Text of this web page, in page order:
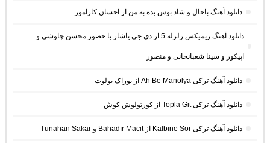
دانلود آهنگ باحال و شاد بوس بده به من از احسان کاراموز
دانلود آهنگ ریمیکس زلزله 5 از دی جی یاشار با حضور محسن چاوشی و
اپیکور و سینا شعبانخانی و منصور
دانلود آهنگ ترکی Ah Be Manolya از بوراک بولوت
دانلود آهنگ ترکی Topla Git از کورتولوش کوش
دانلود آهنگ ترکی Kalbine Sor از Bahadır Macit و Tunahan Sakar